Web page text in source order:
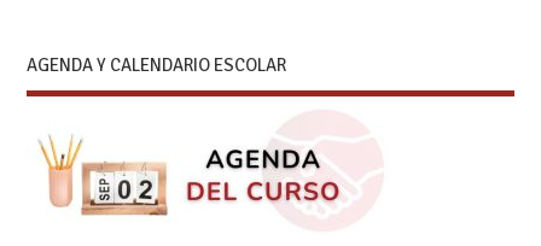
AGENDA Y CALENDARIO ESCOLAR